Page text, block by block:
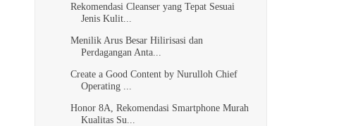
Rekomendasi Cleanser yang Tepat Sesuai
Jenis Kulit...
Menilik Arus Besar Hilirisasi dan
Perdagangan Anta...
Create a Good Content by Nurulloh Chief
Operating ...
Honor 8A, Rekomendasi Smartphone Murah
Kualitas Su...